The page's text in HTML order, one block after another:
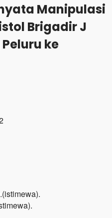
Manipulasi
Brigadir J
ke